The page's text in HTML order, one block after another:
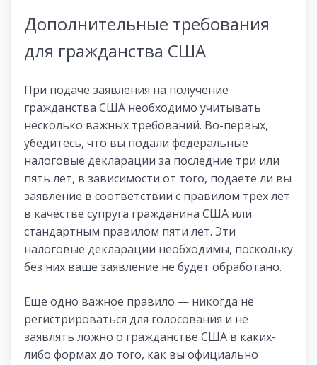
Дополнительные требования
для гражданства США
При подаче заявления на получение
гражданства США необходимо учитывать
несколько важных требований. Во-первых,
убедитесь, что вы подали федеральные
налоговые декларации за последние три или
пять лет, в зависимости от того, подаете ли вы
заявление в соответствии с правилом трех лет
в качестве супруга гражданина США или
стандартным правилом пяти лет. Эти
налоговые декларации необходимы, поскольку
без них ваше заявление не будет обработано.
Еще одно важное правило — никогда не
регистрироваться для голосования и не
заявлять ложно о гражданстве США в каких-
либо формах до того, как вы официально